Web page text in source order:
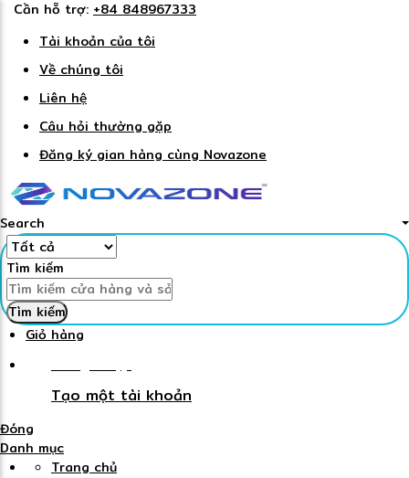
Cần hỗ trợ: +84 848967333
Tài khoản của tôi
Về chúng tôi
Liên hệ
Câu hỏi thường gặp
Đăng ký gian hàng cùng Novazone
Search
Tìm kiếm
Tìm kiếm
Giỏ hàng
Đăng nhập
Tạo một tài khoản
Đóng
Danh mục
Trang chủ